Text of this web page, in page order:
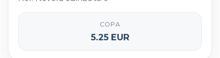
COPA
5.25 EUR